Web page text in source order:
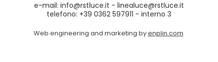
e-mail: info@rstluce.it - linealuce@rstluce.it
telefono: +39 0362 597911 - interno 3
Web engineering and marketing byenplin.com